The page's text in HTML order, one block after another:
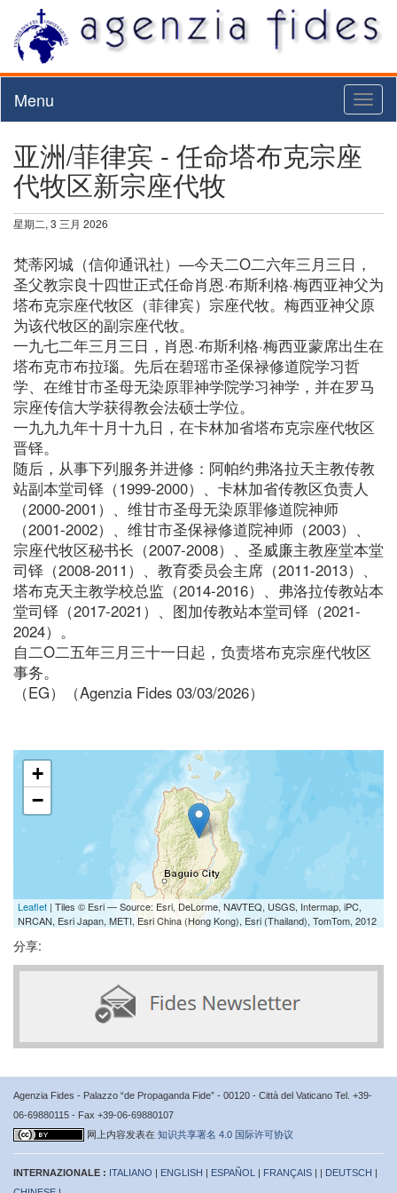
Menu
亚洲/菲律宾 - 任命塔布克宗座
代牧区新宗座代牧
星期二, 3 三月 2026
梵蒂冈城（信仰通讯社）—今天二O二六年三月三日，
圣父教宗良十四世正式任命肖恩·布斯利格·梅西亚神父为
塔布克宗座代牧区（菲律宾）宗座代牧。梅西亚神父原
为该代牧区的副宗座代牧。
一九七二年三月三日，肖恩·布斯利格·梅西亚蒙席出生在
塔布克市布拉瑙。先后在碧瑶市圣保禄修道院学习哲
学、在维甘市圣母无染原罪神学院学习神学，并在罗马
宗座传信大学获得教会法硕士学位。
一九九九年十月十九日，在卡林加省塔布克宗座代牧区
晋铎。
随后，从事下列服务并进修：阿帕约弗洛拉天主教传教
站副本堂司铎（1999-2000）、卡林加省传教区负责人
（2000-2001）、维甘市圣母无染原罪修道院神师
（2001-2002）、维甘市圣保禄修道院神师（2003）、
宗座代牧区秘书长（2007-2008）、圣威廉主教座堂本堂
司铎（2008-2011）、教育委员会主席（2011-2013）、
塔布克天主教学校总监（2014-2016）、弗洛拉传教站本
堂司铎（2017-2021）、图加传教站本堂司铎（2021-
2024）。
自二O二五年三月三十一日起，负责塔布克宗座代牧区
事务。
（EG）（Agenzia Fides 03/03/2026）
+
−
Leaflet | Tiles © Esri — Source: Esri, DeLorme, NAVTEQ, USGS, Intermap, iPC,
NRCAN, Esri Japan, METI, Esri China (Hong Kong), Esri (Thailand), TomTom, 2012
分享:
Agenzia Fides - Palazzo “de Propaganda Fide” - 00120 - Città del Vaticano Tel. +39-
06-69880115 - Fax +39-06-69880107
网上内容发表在 知识共享署名 4.0 国际许可协议
INTERNAZIONALE : ITALIANO | ENGLISH | ESPAÑOL | FRANÇAIS | | DEUTSCH |